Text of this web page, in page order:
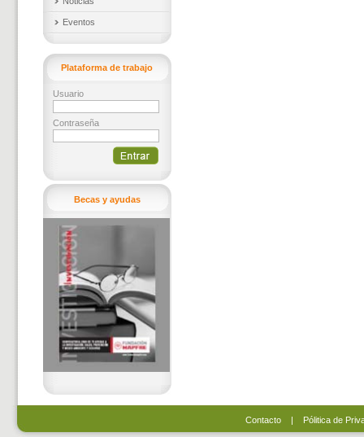
Eventos
Plataforma de trabajo
Usuario
Contraseña
Becas y ayudas
Contacto| Pólitica de